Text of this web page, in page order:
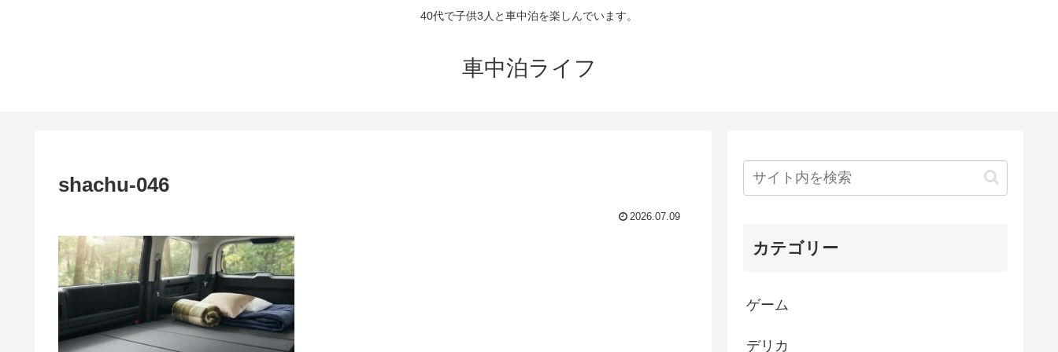
40代で子供3人と車中泊を楽しんでいます。
車中泊ライフ
shachu-046
2026.07.09
カテゴリー
ゲーム
デリカ